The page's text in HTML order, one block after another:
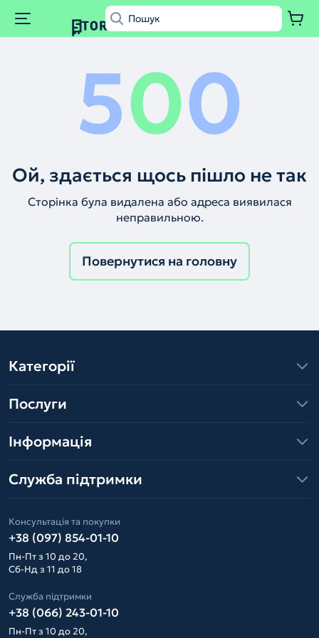
500
Ой, здається щось пішло не так
Сторінка була видалена або адреса виявилася
неправильною.
Повернутися на головну
Категорії
Послуги
Інформація
Служба підтримки
Консультація та покупки
+38 (097) 854-01-10
Пн-Пт з 10 до 20,
Сб-Нд з 11 до 18
Служба підтримки
+38 (066) 243-01-10
Пн-Пт з 10 до 20,